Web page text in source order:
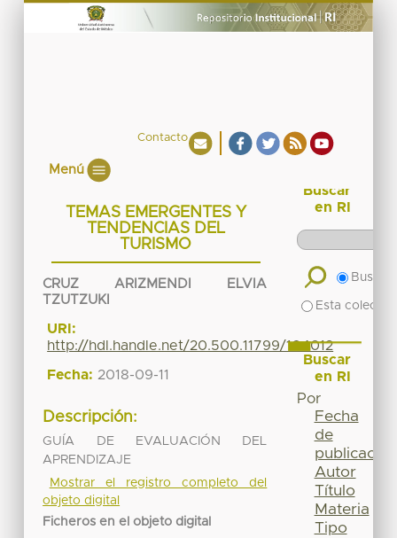
Contacto
Menú
TEMAS EMERGENTES Y
TENDENCIAS DEL
TURISMO
CRUZ ARIZMENDI ELVIA
TZUTZUKI
URI:
http://hdl.handle.net/20.500.11799/104012
Fecha: 2018-09-11
Descripción:
GUÍA DE EVALUACIÓN DEL
APRENDIZAJE
Mostrar el registro completo del
objeto digital
Ficheros en el objeto digital
Buscar
en RI
Buscar
Esta
Buscar
en RI
Por
Fecha
de
publicación
Autor
Título
Materia
Tipo